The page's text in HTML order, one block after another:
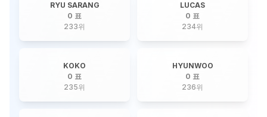
RYU SARANG
0 표
233위
LUCAS
0 표
234위
KOKO
0 표
235위
HYUNWOO
0 표
236위